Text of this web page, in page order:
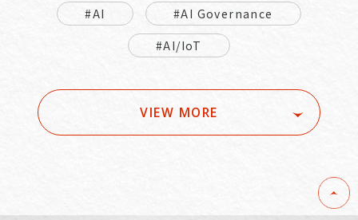
#AI
#AI Governance
#AI/IoT
VIEW MORE